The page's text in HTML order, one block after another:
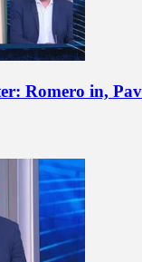
Romero in,